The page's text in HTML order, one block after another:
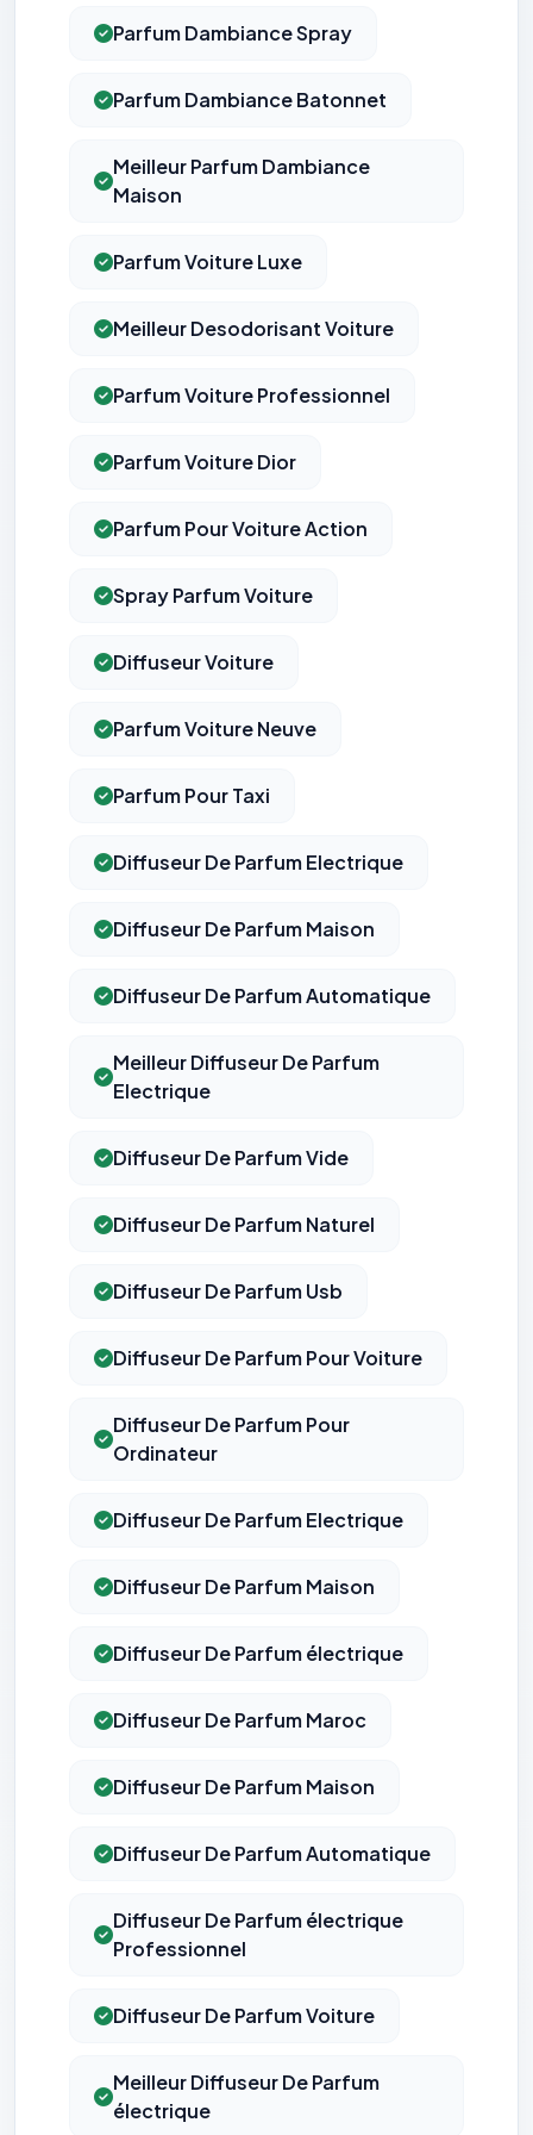
Parfum Dambiance Spray
Parfum Dambiance Batonnet
Meilleur Parfum Dambiance
Maison
Parfum Voiture Luxe
Meilleur Desodorisant Voiture
Parfum Voiture Professionnel
Parfum Voiture Dior
Parfum Pour Voiture Action
Spray Parfum Voiture
Diffuseur Voiture
Parfum Voiture Neuve
Parfum Pour Taxi
Diffuseur De Parfum Electrique
Diffuseur De Parfum Maison
Diffuseur De Parfum Automatique
Meilleur Diffuseur De Parfum
Electrique
Diffuseur De Parfum Vide
Diffuseur De Parfum Naturel
Diffuseur De Parfum Usb
Diffuseur De Parfum Pour Voiture
Diffuseur De Parfum Pour
Ordinateur
Diffuseur De Parfum Electrique
Diffuseur De Parfum Maison
Diffuseur De Parfum électrique
Diffuseur De Parfum Maroc
Diffuseur De Parfum Maison
Diffuseur De Parfum Automatique
Diffuseur De Parfum électrique
Professionnel
Diffuseur De Parfum Voiture
Meilleur Diffuseur De Parfum
électrique
Cookies essentiels TOUJOURS ACTIF
Nécessaires au fonctionnement du site : session, sécurité,
Nous aident à comprendre comment vous utilisez le site
(pages visitées, durée de visite) pour l'améliorer. Données
anonymisées via Google Analytics.